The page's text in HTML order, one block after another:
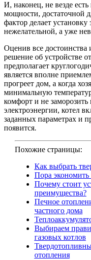
И, наконец, не везде
мощности, достаточной
фактор делает установку
нежелательной, а уже
Оценив все достоинства
решение об устройстве
предполагает
является вполне
прогреет дом, а когда
минимальную
комфорт и не
электроэнергии, котел
заданных параметрах и
появится.
Похожие страницы:
Как выбрать
Пора экономить
Почему стоит
преимущества?
Печное
частного дома
Выбираем
газовых котлов
отопления